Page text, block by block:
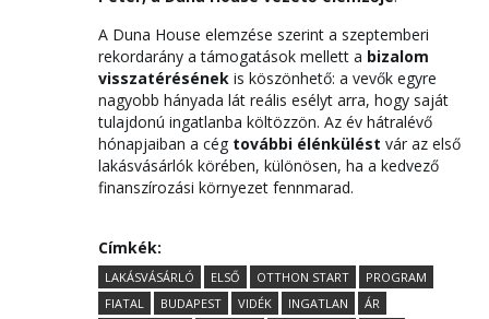
A Duna House elemzése szerint a szeptemberi
rekordarány a támogatások mellett a bizalom
visszatérésének is köszönhető: a vevők egyre
nagyobb hányada lát reális esélyt arra, hogy saját
tulajdonú ingatlanba költözzön. Az év hátralévő
hónapjaiban a cég további élénkülést vár az első
lakásvásárlók körében, különösen, ha a kedvező
finanszírozási környezet fennmarad.
Címkék:
LAKÁSVÁSÁRLÓ ELSŐ OTTHON START
PROGRAM
FIATAL
BUDAPEST VIDÉK INGATLAN
ÁR